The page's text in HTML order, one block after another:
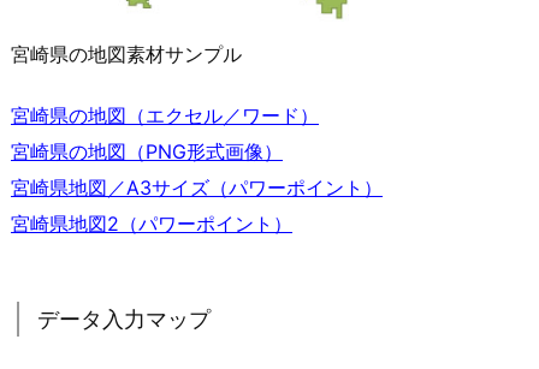
宮崎県の地図素材サンプル
宮崎県の地図（エクセル／ワード）
宮崎県の地図（PNG形式画像）
宮崎県地図／A3サイズ（パワーポイント）
宮崎県地図2（パワーポイント）
データ入力マップ